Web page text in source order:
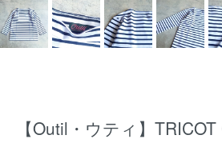
【Outil・ウティ】